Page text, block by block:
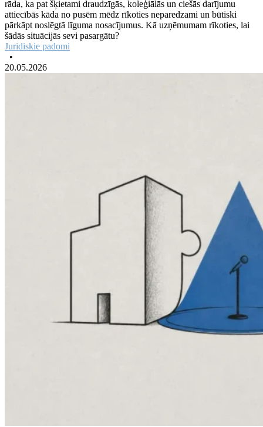
rāda, ka pat šķietami draudzīgās, koleģiālās un ciešās darījumu
attiecībās kāda no pusēm mēdz rīkoties neparedzami un būtiski
pārkāpt noslēgtā līguma nosacījumus. Kā uzņēmumam rīkoties, lai
šādās situācijās sevi pasargātu?
Juridiskie padomi
•
20.05.2026